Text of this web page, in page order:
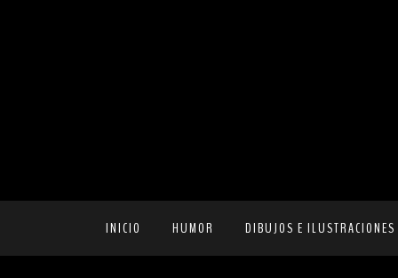
INICIO HUMOR DIBUJOS E ILUSTRACIONES